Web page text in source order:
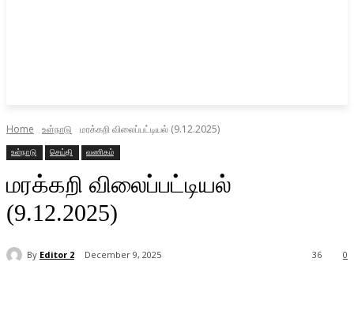
Home உள்நாடு மரக்கறி விலைப்பட்டியல் (9.12.2025)
உள்நாடு செய்தி வணிகம்
மரக்கறி விலைப்பட்டியல்
(9.12.2025)
By Editor 2 December 9, 2025 0
36